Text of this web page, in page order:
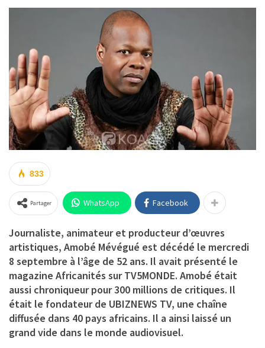
833
Partager WhatsApp Facebook
Journaliste, animateur et producteur d’œuvres
artistiques, Amobé Mévégué est décédé le mercredi
8 septembre à l’âge de 52 ans. Il avait présenté le
magazine Africanités sur TV5MONDE. Amobé était
aussi chroniqueur pour 300 millions de critiques. Il
était le fondateur de UBIZNEWS TV, une chaîne
diffusée dans 40 pays africains. Il a ainsi laissé un
grand vide dans le monde audiovisuel.